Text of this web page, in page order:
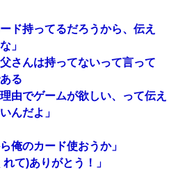
ド持ってるだろうから、伝え
」
さんは持ってないって言って
る
由でゲームが欲しい、って伝え
んだよ」
俺のカード使おうか」
て)ありがとう！」